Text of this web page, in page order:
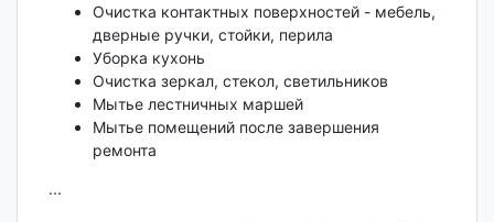
Очистка контактных поверхностей - мебель,
дверные ручки, стойки, перила
Уборка кухонь
Очистка зеркал, стекол, светильников
Мытье лестничных маршей
Мытье помещений после завершения
ремонта
...